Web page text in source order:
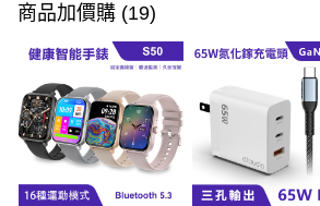
信用卡一次付款
超商取貨付款
LINE Pay
Apple Pay
街口支付
商品加價購 (19)